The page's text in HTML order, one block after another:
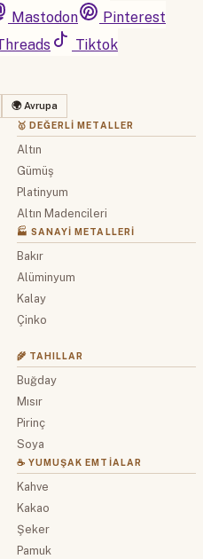
Mastodon
Pinterest
Tiktok
🌍 Avrupa
🥇 DEĞERLI METALLER
Altın
Gümüş
Platinyum
Altın Madencileri
🏭 SANAYI METALLERI
Bakır
Alüminyum
Kalay
Çinko
🌾 TAHILLAR
Buğday
Mısır
Pirinç
Soya
☕ YUMUŞAK EMTIALAR
Kahve
Kakao
Şeker
Pamuk